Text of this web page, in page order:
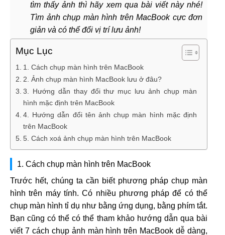
tìm thấy ảnh thì hãy xem qua bài viết này nhé!
Tìm ảnh chụp màn hình trên MacBook cực đơn
giản và có thể đổi vị trí lưu ảnh!
Mục Lục
1. Cách chụp màn hình trên MacBook
2. Ảnh chụp màn hình MacBook lưu ở đâu?
3. Hướng dẫn thay đổi thư mục lưu ảnh chụp màn
hình mặc định trên MacBook
4. Hướng dẫn đổi tên ảnh chụp màn hình mặc định
trên MacBook
5. Cách xoá ảnh chụp màn hình trên MacBook
1. Cách chụp màn hình trên MacBook
Trước hết, chúng ta cần biết phương pháp chụp màn
hình trên máy tính. Có nhiều phương pháp để có thể
chụp màn hình tỉ dụ như bằng ứng dụng, bằng phím tắt.
Bạn cũng có thể có thể tham khảo hướng dẫn qua bài
viết 7 cách chụp ảnh màn hình trên MacBook dễ dàng,